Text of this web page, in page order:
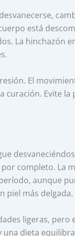
está
La hinchazón
El
Evite
completo. La
aunque
piel más delgada.
ligeras, pero
dieta